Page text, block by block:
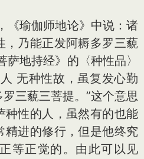
瑜伽师地论》中说：诸
，乃能正发阿耨多罗三藐
地持经》的〈种性品〉
无种性故，虽复发心勤
三藐三菩提。”这个意思
种性的人，虽然有的也能
精进的修行，但是他终究
等正觉的。由此可以见